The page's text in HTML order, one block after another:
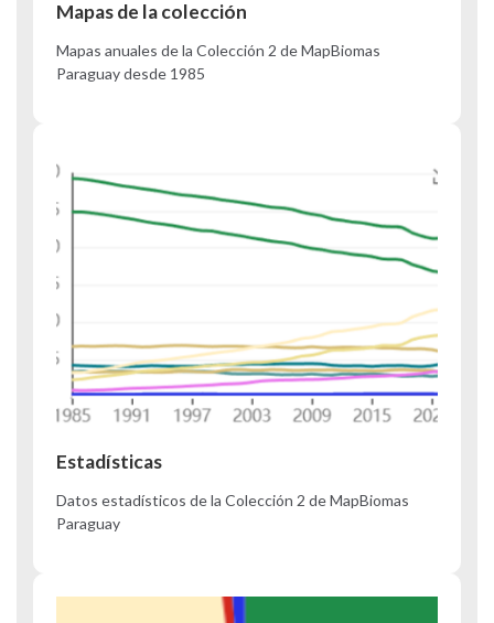
Mapas de la colección
Mapas anuales de la Colección 2 de MapBiomas
Paraguay desde 1985
Estadísticas
Datos estadísticos de la Colección 2 de MapBiomas
Paraguay